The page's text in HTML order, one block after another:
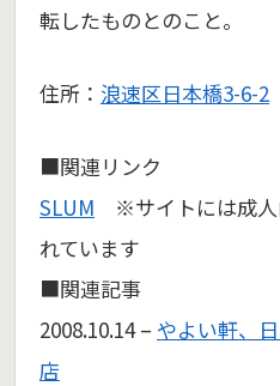
転したものとのこと。
住所： 浪速区日本橋3-6-2
■関連リンク
SLUM ※サイトには成人
れています
■関連記事
2008.10.14 – やよい軒、
店